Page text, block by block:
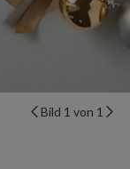
Bild 1 von 1